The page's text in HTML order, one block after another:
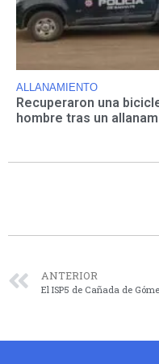
ALLANAMIENTO
Recuperaron una
hombre tras un
ANTERIOR